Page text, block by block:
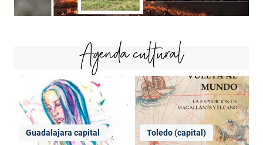
Agenda cultural
Guadalajara capital Toledo (capital)